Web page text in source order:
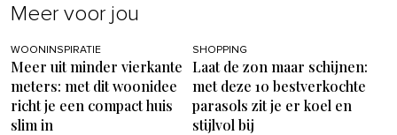
Meer voor jou
WOONINSPIRATIE
Meer uit minder vierkante
meters: met dit woonidee
richt je een compact huis
slim in
SHOPPING
Laat de zon maar schijnen:
met deze 10 bestverkochte
parasols zit je er koel en
stijlvol bij